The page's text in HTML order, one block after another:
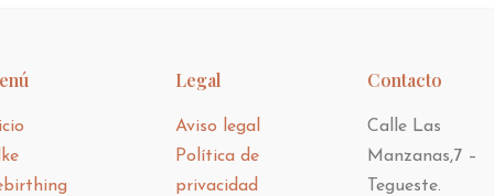
Legal
Aviso legal
Política de
privacidad
Contacto
Calle Las
Manzanas,7 –
Tegueste.